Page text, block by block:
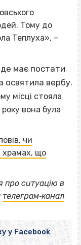
Тому до
Теплуха», –
має постати
освятила вербу.
місці стояла
вона була
чи
храмах, що
про ситуацію в
телеграм‐канал
ТРИ НУЛІ
ТРИ НУЛІ
ТРИ НУЛІ
ТРИ НУЛІ
у Facebook